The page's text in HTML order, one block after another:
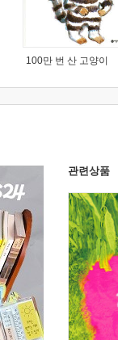
100만 번 산 고양이
관련상품